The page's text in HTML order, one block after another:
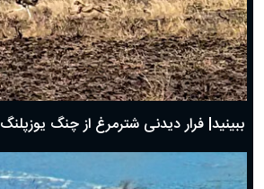
ببینید| فرار دیدنی شترمرغ از چنگ یوزپلنگ